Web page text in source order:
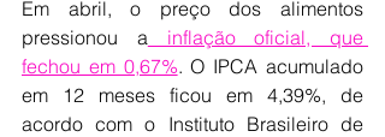
Em abril, o preço dos alimentos
pressionou a inflação oficial, que
fechou em 0,67%. O IPCA acumulado
em 12 meses ficou em 4,39%, de
acordo com o Instituto Brasileiro de